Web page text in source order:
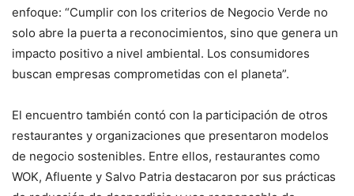
enfoque: “Cumplir con los criterios de Negocio Verde no
solo abre la puerta a reconocimientos, sino que genera un
impacto positivo a nivel ambiental. Los consumidores
buscan empresas comprometidas con el planeta”.
El encuentro también contó con la participación de otros
restaurantes y organizaciones que presentaron modelos
de negocio sostenibles. Entre ellos, restaurantes como
WOK, Afluente y Salvo Patria destacaron por sus prácticas